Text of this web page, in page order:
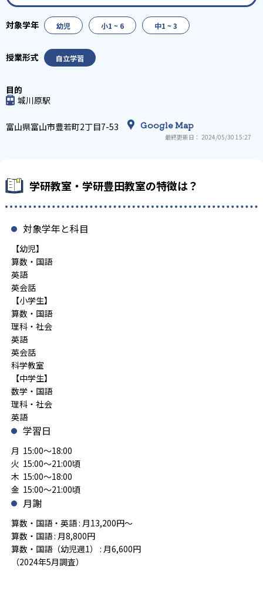
幼児 小1 ~ 6 中1 ~ 3
自立学習
城川原駅
富山県富山市豊若町2丁目7-53 Google Map
最終更新日： 2024/05/30 15:27
学研教室・学研豊田教室の特徴は？
対象学年と科目
【幼児】
算数・国語
英語
英会話
【小学生】
算数・国語
理科・社会
英語
英会話
科学教室
【中学生】
数学・国語
理科・社会
英語
学習日
月 15:00～18:00
火 15:00～21:00頃
木 15:00～18:00
金 15:00～21:00頃
月謝
算数・国語・英語 : 月13,200円～
算数・国語 : 月8,800円
算数・国語（幼児週1） : 月6,600円
（2024年5月調査）